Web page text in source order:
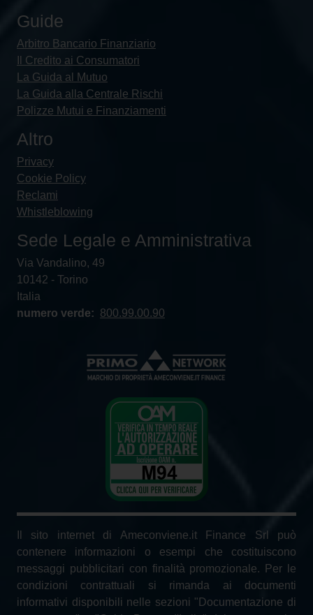
Guide
Arbitro Bancario Finanziario
Il Credito ai Consumatori
La Guida al Mutuo
La Guida alla Centrale Rischi
Polizze Mutui e Finanziamenti
Altro
Privacy
Cookie Policy
Reclami
Whistleblowing
Sede Legale e Amministrativa
Via Vandalino, 49
10142 - Torino
Italia
numero verde: 800.99.00.90
Il sito internet di Ameconviene.it Finance Srl può
contenere informazioni o esempi che costituiscono
messaggi pubblicitari con finalità promozionale. Per le
condizioni contrattuali si rimanda ai documenti
informativi disponibili nelle sezioni "Documentazione di